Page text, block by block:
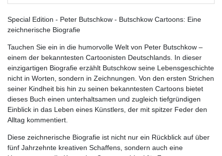
Special Edition - Peter Butschkow - Butschkow Cartoons: Eine
zeichnerische Biografie
Tauchen Sie ein in die humorvolle Welt von Peter Butschkow –
einem der bekanntesten Cartoonisten Deutschlands. In dieser
einzigartigen Biografie erzählt Butschkow seine Lebensgeschichte
nicht in Worten, sondern in Zeichnungen. Von den ersten Strichen
seiner Kindheit bis hin zu seinen bekanntesten Cartoons bietet
dieses Buch einen unterhaltsamen und zugleich tiefgründigen
Einblick in das Leben eines Künstlers, der mit spitzer Feder den
Alltag kommentiert.
Diese zeichnerische Biografie ist nicht nur ein Rückblick auf über
fünf Jahrzehnte kreativen Schaffens, sondern auch eine